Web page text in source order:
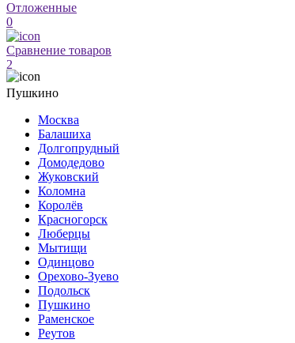
Отложенные
0
Сравнение товаров
2
Пушкино
Москва
Балашиха
Долгопрудный
Домодедово
Жуковский
Коломна
Королёв
Красногорск
Люберцы
Мытищи
Одинцово
Орехово-Зуево
Подольск
Пушкино
Раменское
Реутов